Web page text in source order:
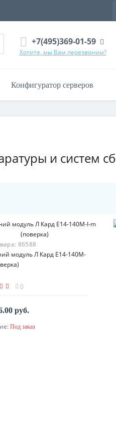
+7(495)369-01-59
Хотите, мы Вам перезвоним?
Конфигуратор серверов
и систем
86588
модуль Л Кард E14-140M-
0
руб.
запросу
Под заказ